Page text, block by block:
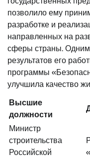
позволило ему
разработке и
направленных на
сферы страны.
результатов его
программы
улучшила качество
Высшие
должности
Министр
строительства
Российской